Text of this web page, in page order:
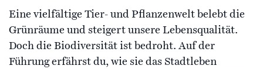
Eine vielfältige Tier- und Pflanzenwelt belebt die
Grünräume und steigert unsere Lebensqualität.
Doch die Biodiversität ist bedroht. Auf der
Führung erfährst du, wie sie das Stadtleben